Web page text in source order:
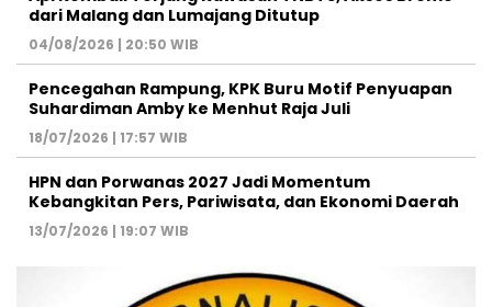
dari Malang dan Lumajang Ditutup
04/08/2026 | 20:50 WIB
Pencegahan Rampung, KPK Buru Motif Penyuapan
Suhardiman Amby ke Menhut Raja Juli
18/07/2026 | 17:57 WIB
HPN dan Porwanas 2027 Jadi Momentum
Kebangkitan Pers, Pariwisata, dan Ekonomi Daerah
13/07/2026 | 19:07 WIB